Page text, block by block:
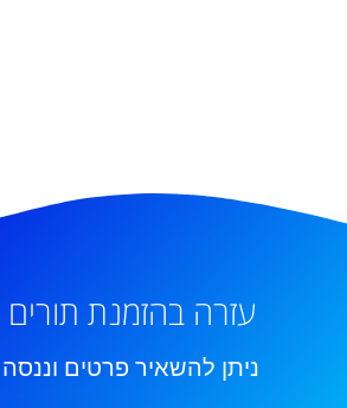
עזרה בהזמנת תורים
ניתן להשאיר פרטים